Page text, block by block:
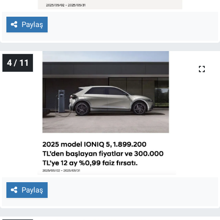
Paylaş
4 / 11
Paylaş
Yerel Yaşam
Canlı Yayın